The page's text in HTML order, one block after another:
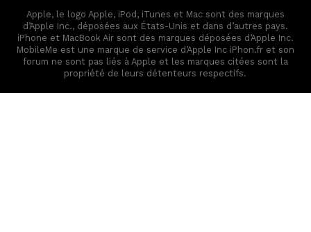
Apple, le logo Apple, iPod, iTunes et Mac sont des marques
d’Apple Inc., déposées aux États-Unis et dans d’autres pays.
iPhone et MacBook Air sont des marques déposées d’Apple Inc.
MobileMe est une marque de service d’Apple Inc iPhon.fr et son
forum ne sont pas liés à Apple et les marques citées sont la
propriété de leurs détenteurs respectifs.